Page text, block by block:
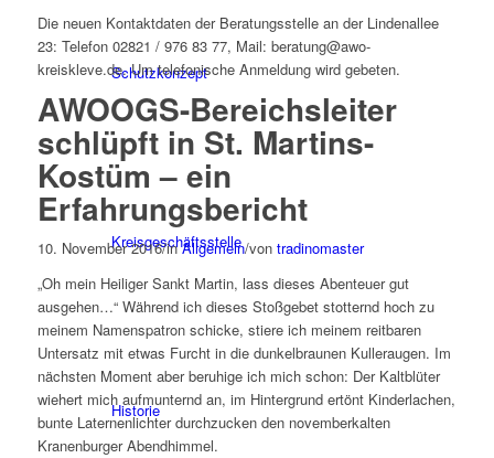
Schutzkonzept
Kreisgeschäftsstelle
Historie
Die neuen Kontaktdaten der Beratungsstelle an der Lindenallee
23: Telefon 02821 / 976 83 77, Mail: beratung@awo-
kreiskleve.de. Um telefonische Anmeldung wird gebeten.
AWOOGS-Bereichsleiter
schlüpft in St. Martins-
Kostüm – ein
Erfahrungsbericht
10. November 2016/inAllgemein/von tradinomaster
„Oh mein Heiliger Sankt Martin, lass dieses Abenteuer gut
ausgehen…“ Während ich dieses Stoßgebet stotternd hoch zu
meinem Namenspatron schicke, stiere ich meinem reitbaren
Untersatz mit etwas Furcht in die dunkelbraunen Kulleraugen. Im
nächsten Moment aber beruhige ich mich schon: Der Kaltblüter
wiehert mich aufmunternd an, im Hintergrund ertönt Kinderlachen,
bunte Laternenlichter durchzucken den novemberkalten
Kranenburger Abendhimmel.